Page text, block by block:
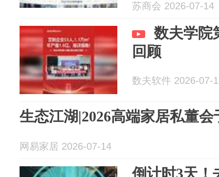
苏商会 2026-07-14
数夫学院
回顾
数夫软件 2026-07-
生态江湖|2026高端家居私董
网易家居 2026-07-14
倒计时3天！